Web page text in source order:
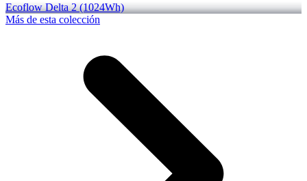
Ecoflow Delta 2 (1024Wh)
Más de esta colección